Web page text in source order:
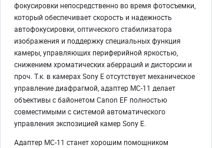
фокусировки непосредственно во время фотосъемки,
который обеспечивает скорость и надежность
автофокусировки, оптического стабилизатора
изображения и поддержку специальных функция
камеры, управляющих периферийной яркостью,
снижением хроматических аберраций и дисторсии и
проч. Т.к. в камерах Sony E отсутствует механическое
управление диафрагмой, адаптер MC-11 делает
объективы с байонетом Canon EF полностью
совместимыми с системой автоматического
управления экспозицией камер Sony E.
Адаптер MC-11 станет хорошим помощником